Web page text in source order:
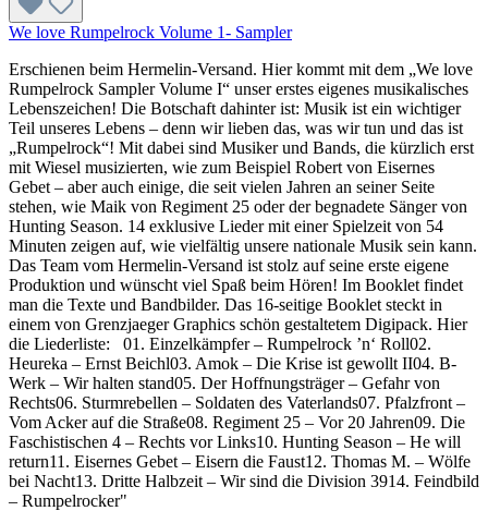
We love Rumpelrock Volume 1- Sampler
Erschienen beim Hermelin-Versand. Hier kommt mit dem „We love
Rumpelrock Sampler Volume I“ unser erstes eigenes musikalisches
Lebenszeichen! Die Botschaft dahinter ist: Musik ist ein wichtiger
Teil unseres Lebens – denn wir lieben das, was wir tun und das ist
„Rumpelrock“! Mit dabei sind Musiker und Bands, die kürzlich erst
mit Wiesel musizierten, wie zum Beispiel Robert von Eisernes
Gebet – aber auch einige, die seit vielen Jahren an seiner Seite
stehen, wie Maik von Regiment 25 oder der begnadete Sänger von
Hunting Season. 14 exklusive Lieder mit einer Spielzeit von 54
Minuten zeigen auf, wie vielfältig unsere nationale Musik sein kann.
Das Team vom Hermelin-Versand ist stolz auf seine erste eigene
Produktion und wünscht viel Spaß beim Hören! Im Booklet findet
man die Texte und Bandbilder. Das 16-seitige Booklet steckt in
einem von Grenzjaeger Graphics schön gestaltetem Digipack. Hier
die Liederliste: 01. Einzelkämpfer – Rumpelrock ’n‘ Roll02.
Heureka – Ernst Beichl03. Amok – Die Krise ist gewollt II04. B-
Werk – Wir halten stand05. Der Hoffnungsträger – Gefahr von
Rechts06. Sturmrebellen – Soldaten des Vaterlands07. Pfalzfront –
Vom Acker auf die Straße08. Regiment 25 – Vor 20 Jahren09. Die
Faschistischen 4 – Rechts vor Links10. Hunting Season – He will
return11. Eisernes Gebet – Eisern die Faust12. Thomas M. – Wölfe
bei Nacht13. Dritte Halbzeit – Wir sind die Division 3914. Feindbild
– Rumpelrocker"